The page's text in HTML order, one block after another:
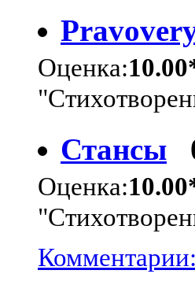
Оценка:
Стансы
Оценка: